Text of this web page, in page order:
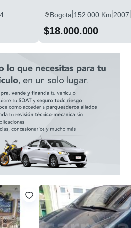
Bogota|152.000 Km|2007|
$18.000.000